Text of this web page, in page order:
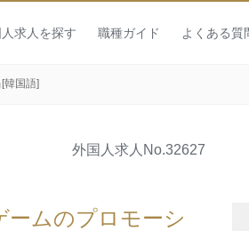
求人を探す 職種ガイド よくある質
韓国語]
外国人求人 No.32627
ームのプロモーシ